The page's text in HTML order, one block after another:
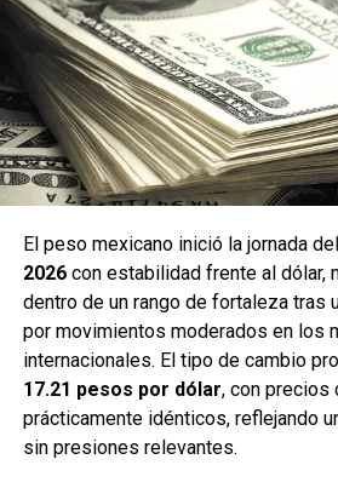
El peso mexicano inició la jornada del
2026con estabilidad frente al dólar,
dentro de un rango de fortaleza tras
por movimientos moderados en los
internacionales. El tipo de cambio
17.21 pesos por dólar, con precios
prácticamente idénticos, reflejando
sin presiones relevantes.